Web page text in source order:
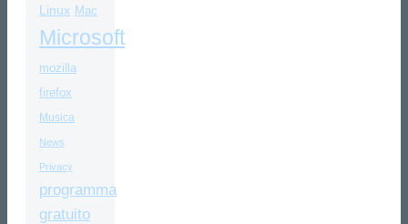
Linux Mac
Microsoft
mozilla
firefox
Musica
News
Privacy
programma
gratuito